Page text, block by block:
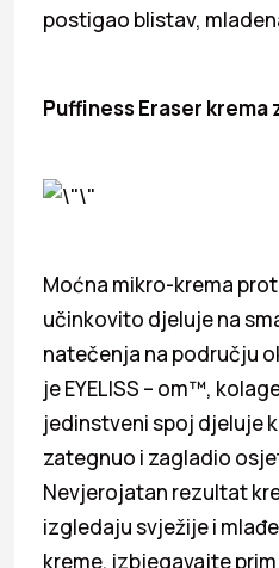
postigao blistav,
Puffiness Eraser krema
Moćna mikro-krema
učinkovito djeluje na
natečenja na području
je EYELISS – om™,
jedinstveni spoj djeluje
zategnuo i zagladio
Nevjerojatan rezultat
izgledaju svježije i
kreme, izbjegavajte